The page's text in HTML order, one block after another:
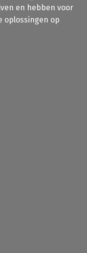
en hebben voor
oplossingen op